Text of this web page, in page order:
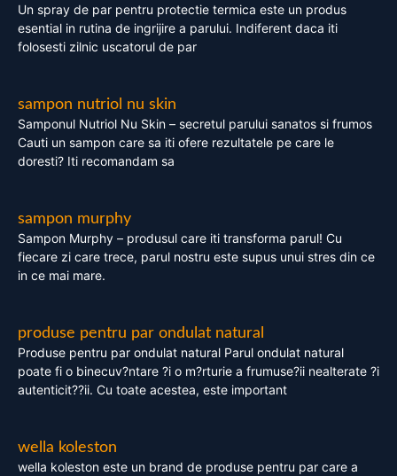
Un spray de par pentru protectie termica este un produs
esential in rutina de ingrijire a parului. Indiferent daca iti
folosesti zilnic uscatorul de par
sampon nutriol nu skin
Samponul Nutriol Nu Skin – secretul parului sanatos si frumos
Cauti un sampon care sa iti ofere rezultatele pe care le
doresti? Iti recomandam sa
sampon murphy
Sampon Murphy – produsul care iti transforma parul! Cu
fiecare zi care trece, parul nostru este supus unui stres din ce
in ce mai mare.
produse pentru par ondulat natural
Produse pentru par ondulat natural Parul ondulat natural
poate fi o binecuv?ntare ?i o m?rturie a frumuse?ii nealterate ?i
autenticit??ii. Cu toate acestea, este important
wella koleston
wella koleston este un brand de produse pentru par care a